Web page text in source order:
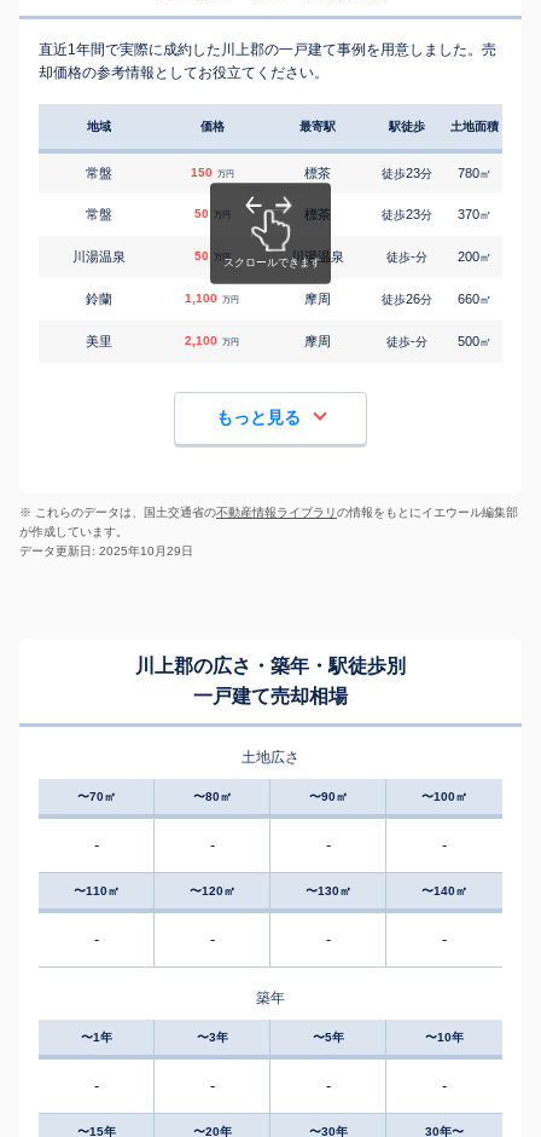
直近1年間で実際に成約した川上郡の一戸建て事例を用意しました。売
却価格の参考情報としてお役立てください。
地域 価格 最寄駅 駅徒歩 土地面積
常盤 150 万円 標茶 徒歩23分 780㎡
常盤 50 万円 標茶 徒歩23分 370㎡
川湯温泉 50 万円 川湯温泉 徒歩-分 200㎡
鈴蘭 1,100 万円 摩周 徒歩26分 660㎡
美里 2,100 万円 摩周 徒歩-分 500㎡
もっと見る
※ これらのデータは、国土交通省の不動産情報ライブラリの情報をもとにイエウール編集部
が作成しています。
データ更新日: 2025年10月29日
川上郡の広さ・築年・駅徒歩別
一戸建て売却相場
土地広さ
〜70㎡ 〜80㎡ 〜90㎡ 〜100㎡
- - - -
〜110㎡ 〜120㎡ 〜130㎡ 〜140㎡
- - - -
築年
〜1年 〜3年 〜5年 〜10年
- - - -
〜15年 〜20年 〜30年 30年〜